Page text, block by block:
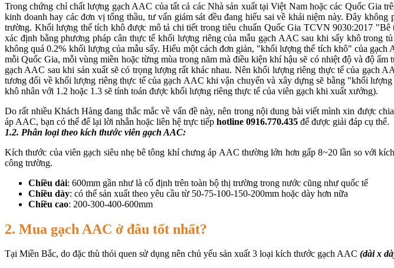
Trong chứng chỉ chất lượng gạch AAC của tất cả các Nhà sản xuất tại Việt Nam hoặc các Quốc Gia
kinh doanh hay các đơn vị tổng thầu, tư vấn giám sát đều đang hiểu sai về khái niệm này. Đây
trường. Khối lượng thể tích khô được mô tả chi tiết trong tiêu chuẩn Quốc Gia TCVN 9030:2017
xác định bằng phương pháp cân thực tế khối lượng riêng của mẫu gạch AAC sau khi sấy khô trong
không quá 0.2% khối lượng của mẫu sấy. Hiểu một cách đơn giản, "khối lượng thể tích khô" của
mỗi Quốc Gia, mỗi vùng miền hoặc từng mùa trong năm mà điều kiện khí hậu sẽ có nhiệt độ và độ
gạch AAC sau khi sản xuất sẽ có trọng lượng rất khác nhau. Nên khối lượng riêng thực tế của gạch
tương đối về khối lượng riêng thực tế của gạch AAC khi vận chuyển và xây dựng sẽ bằng "khối
khô nhân với 1.2 hoặc 1.3 sẽ tính toán được khối lượng riêng thực tế của viên gạch khi xuất xưởng).
Do rất nhiều Khách Hàng đang thắc mắc về vấn đề này, nên trong nội dung bài viết mình xin được
áp AAC, bạn có thể để lại lời nhắn hoặc liên hệ trực tiếp hotline 0916.770.435 để được giải đáp cụ thể.
1.2. Phân loại theo kích thước viên gạch AAC:
Kích thước của viên gạch siêu nhẹ bê tông khí chưng áp AAC thường lớn hơn gấp 8~20 lần so với
công trường.
Chiều dài: 600mm gần như là cố định trên toàn bộ thị trường trong nước cũng như quốc tế
Chiều dày: có thể sản xuất theo yêu cầu từ 50-75-100-150-200mm hoặc dày hơn nữa
Chiều cao: 200-300-400-600mm
2. Mua gạch AAC ở đâu tốt nhất?
Tại Miền Bắc, do đặc thù thói quen sử dụng nên chủ yếu sản xuất 3 loại kích thước gạch AAC (dài x